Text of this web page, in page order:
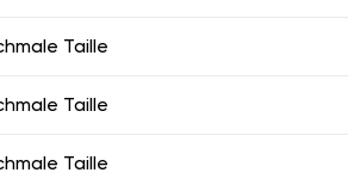
Taille
Taille
Taille